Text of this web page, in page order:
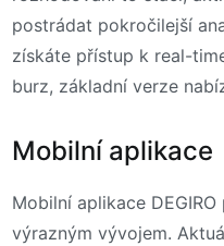
postrádat pokročilejší
získáte přístup k real-
burz, základní verze
Mobilní aplikace
Mobilní aplikace
výrazným vývojem.